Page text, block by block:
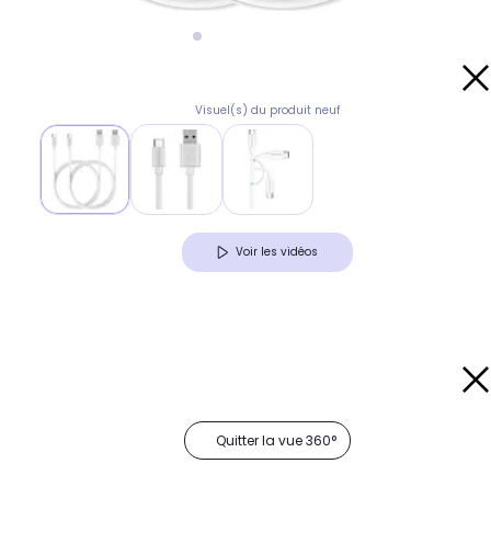
Visuel(s) du produit neuf
Voir les vidéos
Quitter la vue 360°